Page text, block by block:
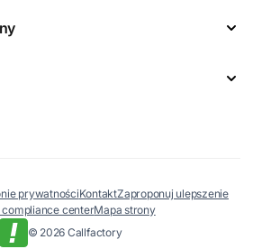
© 2026 Callfactory
prywatnościKontaktZaproponuj ulepszenie
compliance centerMapa strony